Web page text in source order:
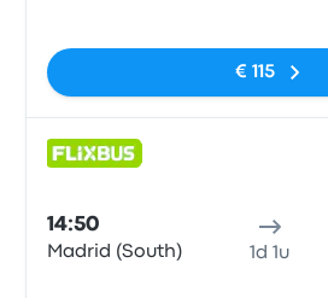
€ 115
14:50
Madrid (South) 1d 1u